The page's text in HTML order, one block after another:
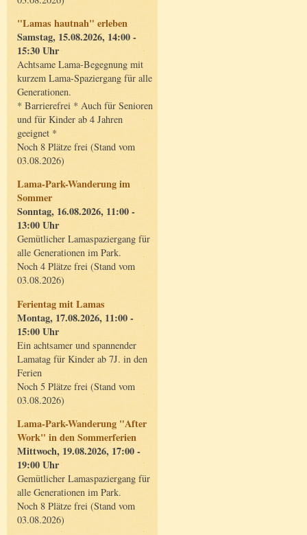
"Lamas hautnah" erleben
Samstag, 15.08.2026, 14:00 -
15:30 Uhr
Achtsame Lama-Begegnung mit
kurzem Lama-Spaziergang für alle
Generationen.
* Barrierefrei * Auch für Senioren
und für Kinder ab 4 Jahren
geeignet *
Noch 8 Plätze frei (Stand vom
03.08.2026)
Lama-Park-Wanderung im
Sommer
Sonntag, 16.08.2026, 11:00 -
13:00 Uhr
Gemütlicher Lamaspaziergang für
alle Generationen im Park.
Noch 4 Plätze frei (Stand vom
03.08.2026)
Ferientag mit Lamas
Montag, 17.08.2026, 11:00 -
15:00 Uhr
Ein achtsamer und spannender
Lamatag für Kinder ab 7J. in den
Ferien
Noch 5 Plätze frei (Stand vom
03.08.2026)
Lama-Park-Wanderung "After
Work" in den Sommerferien
Mittwoch, 19.08.2026, 17:00 -
19:00 Uhr
Gemütlicher Lamaspaziergang für
alle Generationen im Park.
Noch 8 Plätze frei (Stand vom
03.08.2026)